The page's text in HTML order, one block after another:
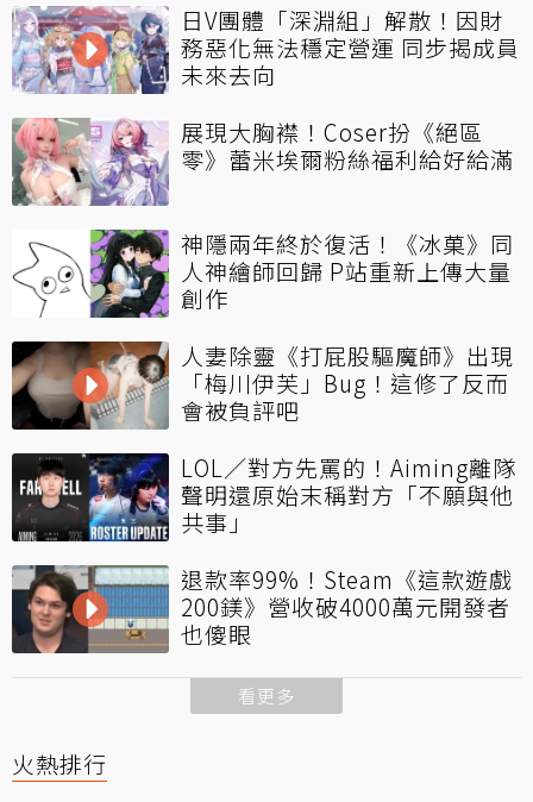
日V團體「深淵組」解散！因財
務惡化無法穩定營運 同步揭成員
未來去向
展現大胸襟！Coser扮《絕區
零》蕾米埃爾粉絲福利給好給滿
神隱兩年終於復活！《冰菓》同
人神繪師回歸 P站重新上傳大量
創作
人妻除靈《打屁股驅魔師》出現
「梅川伊芙」Bug！這修了反而
會被負評吧
LOL／對方先罵的！Aiming離隊
聲明還原始末稱對方「不願與他
共事」
退款率99%！Steam《這款遊戲
200鎂》營收破4000萬元開發者
也傻眼
看更多
火熱排行